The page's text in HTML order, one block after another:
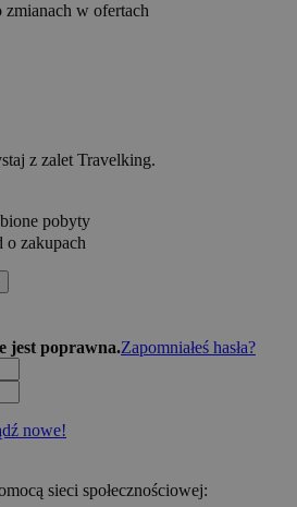
zmianach w ofertach
z zalet Travelking.
pobyty
o zakupach
jest poprawna.Zapomniałeś hasła?
nowe!
sieci społecznościowej: